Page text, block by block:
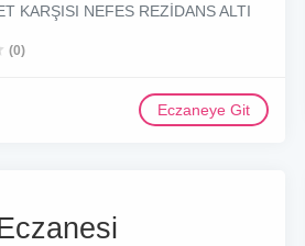
KARŞISI NEFES REZİDANS ALTI
(0)
Eczaneye Git